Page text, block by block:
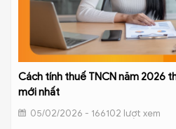
Cách tính thuế TNCN năm 2026
mới nhất
05/02/2026 - 166102 lượt xem